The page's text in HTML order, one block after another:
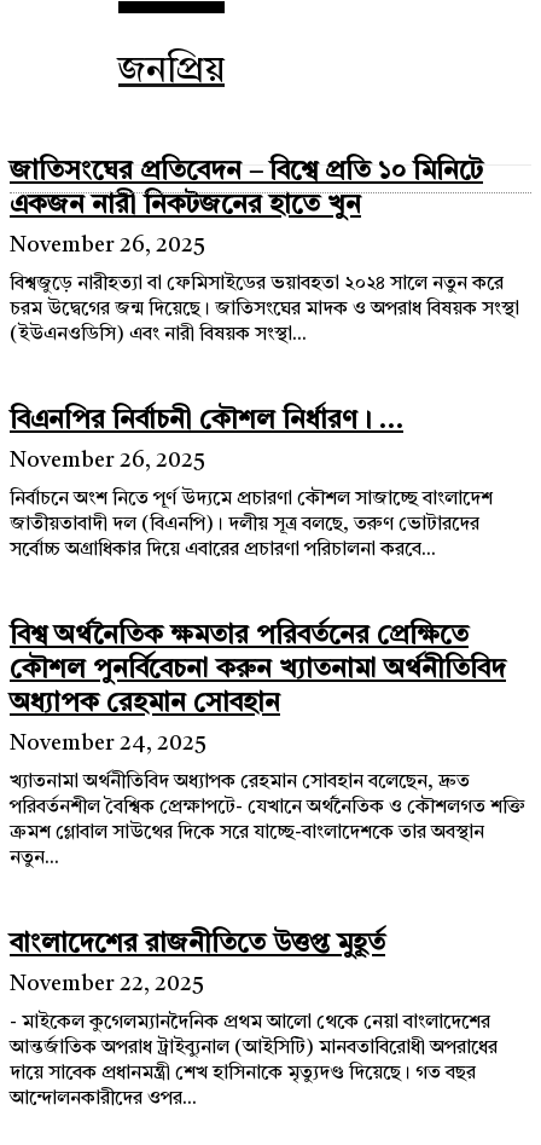
জনপ্রিয়
জাতিসংঘের প্রতিবেদন – বিশ্বে প্রতি ১০ মিনিটে
একজন নারী নিকটজনের হাতে খুন
November 26, 2025
বিশ্বজুড়ে নারীহত্যা বা ফেমিসাইডের ভয়াবহতা ২০২৪ সালে নতুন করে
চরম উদ্বেগের জন্ম দিয়েছে। জাতিসংঘের মাদক ও অপরাধ বিষয়ক সংস্থা
(ইউএনওডিসি) এবং নারী বিষয়ক সংস্থা...
বিএনপির নির্বাচনী কৌশল নির্ধারণ। ...
November 26, 2025
নির্বাচনে অংশ নিতে পূর্ণ উদ্যমে প্রচারণা কৌশল সাজাচ্ছে বাংলাদেশ
জাতীয়তাবাদী দল (বিএনপি)। দলীয় সূত্র বলছে, তরুণ ভোটারদের
সর্বোচ্চ অগ্রাধিকার দিয়ে এবারের প্রচারণা পরিচালনা করবে...
বিশ্ব অর্থনৈতিক ক্ষমতার পরিবর্তনের প্রেক্ষিতে
কৌশল পুনর্বিবেচনা করুন খ্যাতনামা অর্থনীতিবিদ
অধ্যাপক রেহমান সোবহান
November 24, 2025
খ্যাতনামা অর্থনীতিবিদ অধ্যাপক রেহমান সোবহান বলেছেন, দ্রুত
পরিবর্তনশীল বৈশ্বিক প্রেক্ষাপটে- যেখানে অর্থনৈতিক ও কৌশলগত শক্তি
ক্রমশ গ্লোবাল সাউথের দিকে সরে যাচ্ছে-বাংলাদেশকে তার অবস্থান
নতুন...
বাংলাদেশের রাজনীতিতে উত্তপ্ত মুহূর্ত
November 22, 2025
- মাইকেল কুগেলম্যানদৈনিক প্রথম আলো থেকে নেয়া বাংলাদেশের
আন্তর্জাতিক অপরাধ ট্রাইব্যুনাল (আইসিটি) মানবতাবিরোধী অপরাধের
দায়ে সাবেক প্রধানমন্ত্রী শেখ হাসিনাকে মৃত্যুদণ্ড দিয়েছে। গত বছর
আন্দোলনকারীদের ওপর...